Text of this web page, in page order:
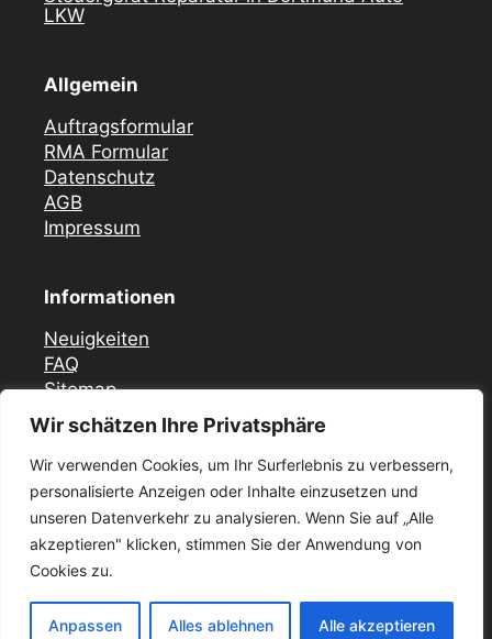
Wir schätzen Ihre Privatsphäre
Wir verwenden Cookies, um Ihr Surferlebnis zu verbessern,
personalisierte Anzeigen oder Inhalte einzusetzen und
unseren Datenverkehr zu analysieren. Wenn Sie auf „Alle
akzeptieren" klicken, stimmen Sie der Anwendung von
Cookies zu.
Anpassen Alles ablehnen Alle akzeptieren
LKW
Allgemein
Auftragsformular
RMA Formular
Datenschutz
AGB
Impressum
Informationen
Neuigkeiten
FAQ
Sitemap
Vor Ort Notfall Service
Mercedes Zündschloss ELV Reparatur
Düsseldorf
Zündschloss ELV Reparatur Krefeld
Mercedes Zündschloss Reparatur Essen –
ELV / ESL